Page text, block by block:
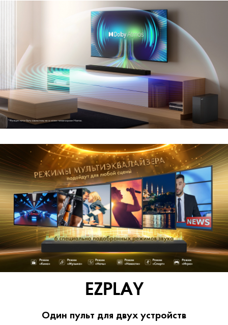
EZPLAY
Один пульт для двух устройств